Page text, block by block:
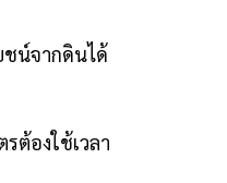
ชน์จากดินได้
ต้องใช้เวลา